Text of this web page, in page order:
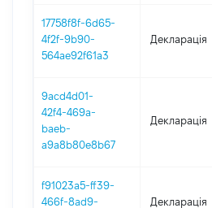
17758f8f-6d65-
4f2f-9b90-
564ae92f61a3
Декларація
9acd4d01-
42f4-469a-
baeb-
a9a8b80e8b67
Декларація
f91023a5-ff39-
466f-8ad9-
Декларація